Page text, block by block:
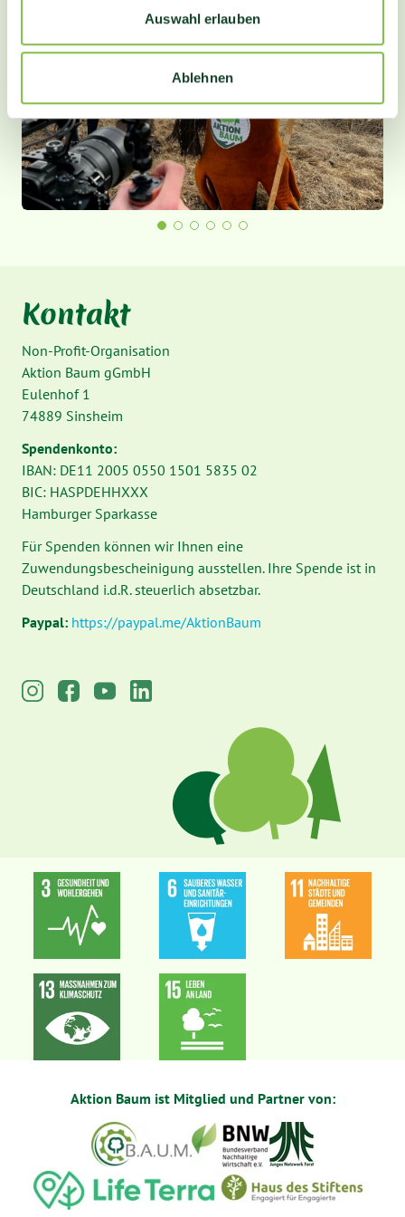
Auswahl erlauben
Ablehnen
Kontakt
Non-Profit-Organisation
Aktion Baum gGmbH
Eulenhof 1
74889 Sinsheim
Spendenkonto:
IBAN: DE11 2005 0550 1501 5835 02
BIC: HASPDEHHXXX
Hamburger Sparkasse
Für Spenden können wir Ihnen eine
Zuwendungsbescheinigung ausstellen. Ihre Spende ist in
Deutschland i.d.R. steuerlich absetzbar.
Paypal: https://paypal.me/AktionBaum
Aktion Baum ist Mitglied und Partner von: